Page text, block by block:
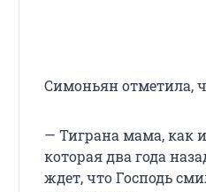
Симоньян отметила,
— Тиграна мама, как
которая два года
ждет, что Господь